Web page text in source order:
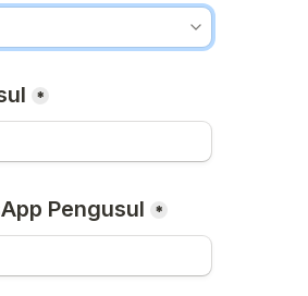
*
Pengusul *